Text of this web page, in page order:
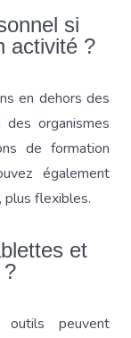
si
activité ?
en dehors des
organismes
de formation
également
plus flexibles.
et
?
peuvent